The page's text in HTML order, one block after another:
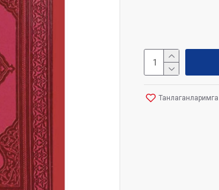
Танлаганларимга